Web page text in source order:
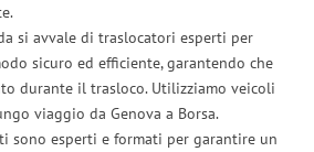
si avvale di traslocatori esperti per
sicuro ed efficiente, garantendo che
durante il trasloco. Utilizziamo veicoli
viaggio da Genova a Borsa.
sono esperti e formati per garantire un